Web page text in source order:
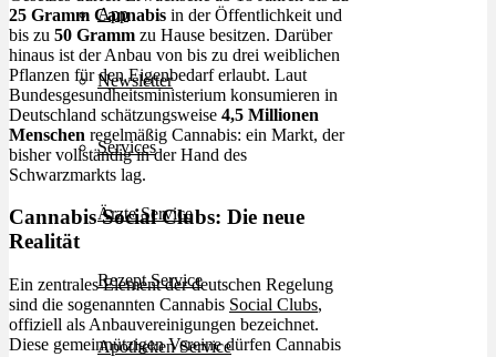
App
Newsletter
Services
Ärzte Service
Rezept Service
Apotheken Service
25 Gramm Cannabis in der Öffentlichkeit und
bis zu 50 Gramm zu Hause besitzen. Darüber
hinaus ist der Anbau von bis zu drei weiblichen
Pflanzen für den Eigenbedarf erlaubt. Laut
Bundesgesundheitsministerium konsumieren in
Deutschland schätzungsweise 4,5 Millionen
Menschen regelmäßig Cannabis: ein Markt, der
bisher vollständig in der Hand des
Schwarzmarkts lag.
Cannabis Social Clubs: Die neue
Realität
Ein zentrales Element der deutschen Regelung
sind die sogenannten Cannabis Social Clubs,
offiziell als Anbauvereinigungen bezeichnet.
Diese gemeinnützigen Vereine dürfen Cannabis